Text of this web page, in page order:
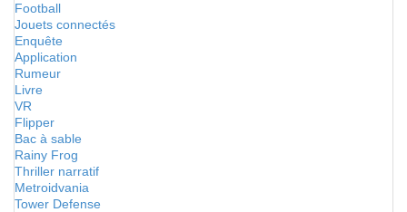
Football
Jouets connectés
Enquête
Application
Rumeur
Livre
VR
Flipper
Bac à sable
Rainy Frog
Thriller narratif
Metroidvania
Tower Defense